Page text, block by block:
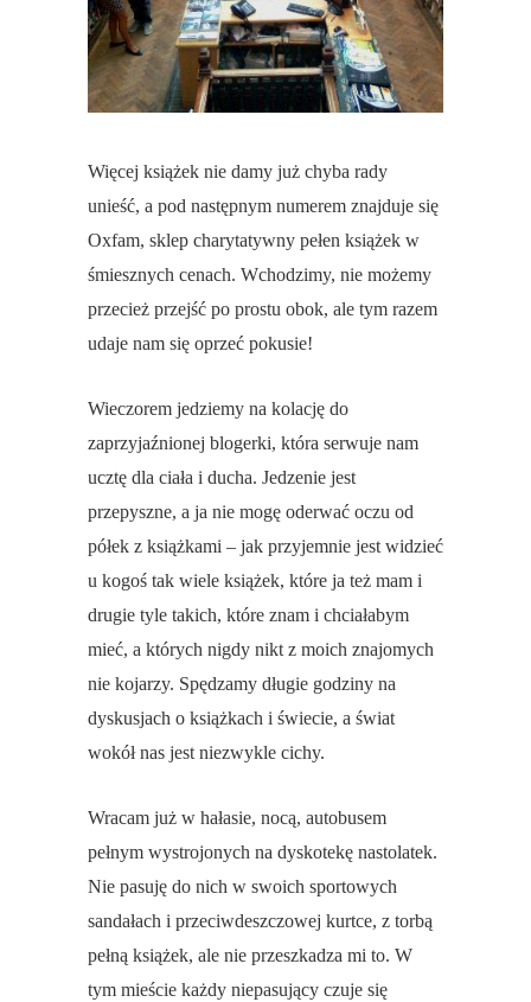
Więcej książek nie damy już chyba rady
unieść, a pod następnym numerem znajduje się
Oxfam, sklep charytatywny pełen książek w
śmiesznych cenach. Wchodzimy, nie możemy
przecież przejść po prostu obok, ale tym razem
udaje nam się oprzeć pokusie!
Wieczorem jedziemy na kolację do
zaprzyjaźnionej blogerki, która serwuje nam
ucztę dla ciała i ducha. Jedzenie jest
przepyszne, a ja nie mogę oderwać oczu od
półek z książkami – jak przyjemnie jest widzieć
u kogoś tak wiele książek, które ja też mam i
drugie tyle takich, które znam i chciałabym
mieć, a których nigdy nikt z moich znajomych
nie kojarzy. Spędzamy długie godziny na
dyskusjach o książkach i świecie, a świat
wokół nas jest niezwykle cichy.
Wracam już w hałasie, nocą, autobusem
pełnym wystrojonych na dyskotekę nastolatek.
Nie pasuję do nich w swoich sportowych
sandałach i przeciwdeszczowej kurtce, z torbą
pełną książek, ale nie przeszkadza mi to. W
tym mieście każdy niepasujący czuje się